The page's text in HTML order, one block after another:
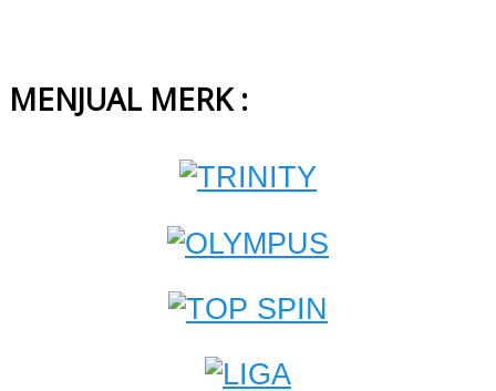
MENJUAL MERK :